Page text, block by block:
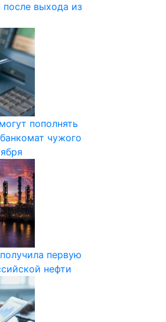
выхода из
пополнять
чужого
первую
нефти